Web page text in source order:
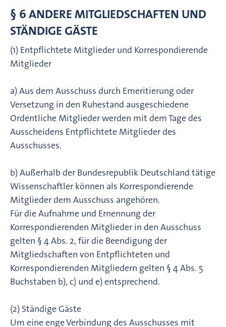
§ 6 ANDERE MITGLIEDSCHAFTEN UND
STÄNDIGE GÄSTE
(1) Entpflichtete Mitglieder und Korrespondierende
Mitglieder
a) Aus dem Ausschuss durch Emeritierung oder
Versetzung in den Ruhestand ausgeschiedene
Ordentliche Mitglieder werden mit dem Tage des
Ausscheidens Entpflichtete Mitglieder des
Ausschusses.
b) Außerhalb der Bundesrepublik Deutschland tätige
Wissenschaftler können als Korrespondierende
Mitglieder dem Ausschuss angehören.
Für die Aufnahme und Ernennung der
Korrespondierenden Mitglieder in den Ausschuss
gelten § 4 Abs. 2, für die Beendigung der
Mitgliedschaften von Entpflichteten und
Korrespondierenden Mitgliedern gelten § 4 Abs. 5
Buchstaben b), c) und e) entsprechend.
(2) Ständige Gäste
Um eine enge Verbindung des Ausschusses mit